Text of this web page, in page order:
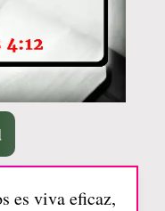
es viva eficaz,